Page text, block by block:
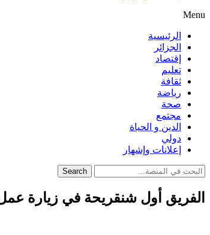
Menu
الرئيسية
الجزائر
إقتصاد
تعليم
ثقافة
رياضة
صحة
مجتمع
الدين و الحياة
دولي
إعلانات وإشهار
Search
الفريق أول شنقريحة في زيارة عمل